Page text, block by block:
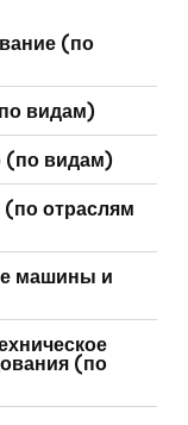
(по
видам)
(по видам)
отраслям
машины и
(по